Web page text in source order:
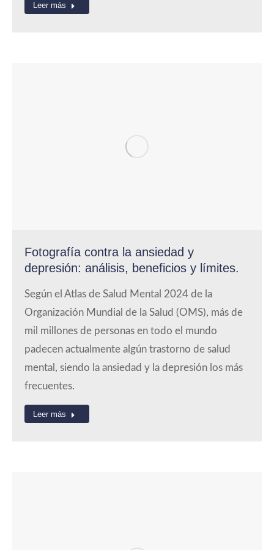
Leer más
Fotografía contra la ansiedad y
depresión: análisis, beneficios y límites.
Según el Atlas de Salud Mental 2024 de la
Organización Mundial de la Salud (OMS), más de
mil millones de personas en todo el mundo
padecen actualmente algún trastorno de salud
mental, siendo la ansiedad y la depresión los más
frecuentes.
Leer más